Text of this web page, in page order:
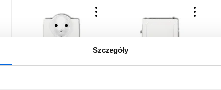
Szczegóły